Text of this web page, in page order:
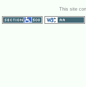
This site